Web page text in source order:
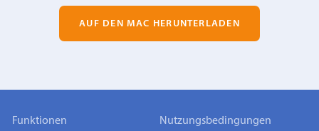
AUF DEN MAC HERUNTERLADEN
Funktionen Nutzungsbedingungen